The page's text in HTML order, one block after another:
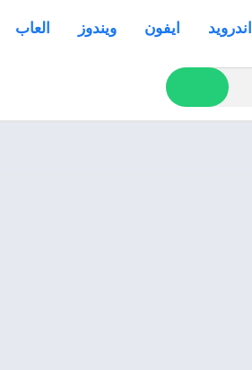
اندرويد ايفون ويندوز العاب